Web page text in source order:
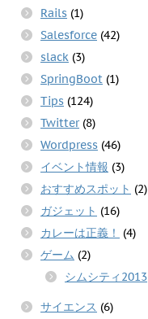
Rails (1)
Salesforce (42)
slack (3)
SpringBoot (1)
Tips (124)
Twitter(8)
Wordpress (46)
イベント情報 (3)
おすすめスポット (2)
ガジェット (16)
カレーは正義！
(4)
ゲーム (2)
シムシティ2013
サイエンス (6)